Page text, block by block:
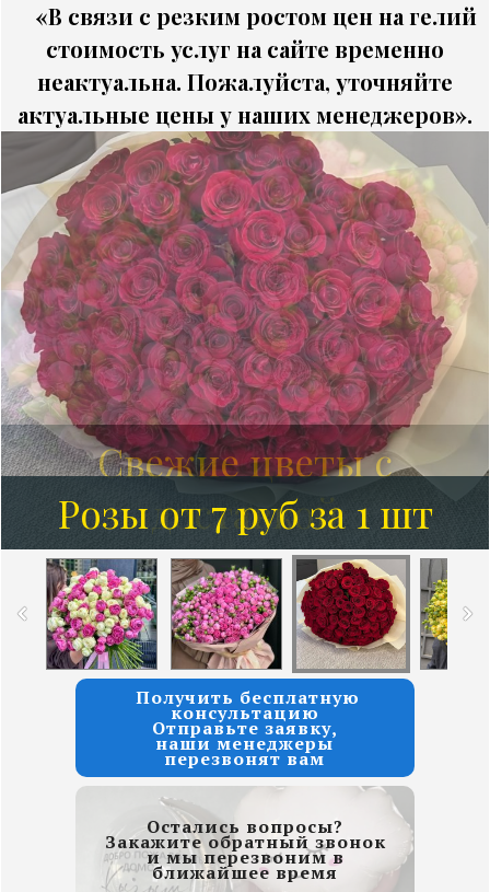
«В связи с резким ростом цен на гелий
стоимость услуг на сайте временно
неактуальна. Пожалуйста, уточняйте
актуальные цены у наших менеджеров».
Розы от 7 руб за 1 шт
Получить бесплатную
консультацию
Отправьте заявку,
наши менеджеры
перезвонят вам
Остались вопросы?
Закажите обратный звонок
и мы перезвоним в
ближайшее время